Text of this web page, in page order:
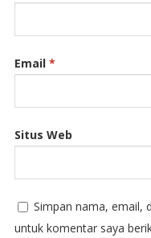
Email *
Situs Web
Simpan nama, email,
untuk komentar saya